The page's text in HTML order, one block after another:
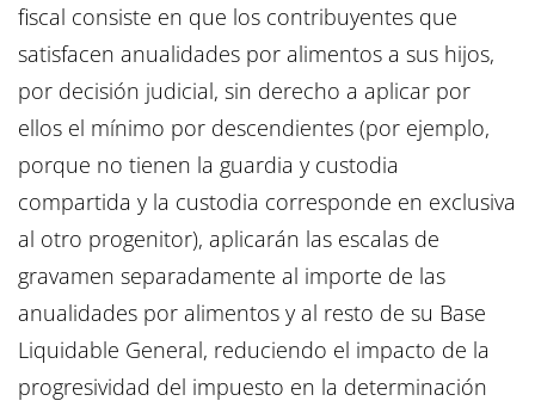
fiscal consiste en que los contribuyentes que
satisfacen anualidades por alimentos a sus hijos,
por decisión judicial, sin derecho a aplicar por
ellos el mínimo por descendientes (por ejemplo,
porque no tienen la guardia y custodia
compartida y la custodia corresponde en exclusiva
al otro progenitor), aplicarán las escalas de
gravamen separadamente al importe de las
anualidades por alimentos y al resto de su Base
Liquidable General, reduciendo el impacto de la
progresividad del impuesto en la determinación